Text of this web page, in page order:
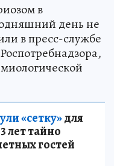
в
день не
в пресс-службе
«сетку»для
лет тайно
гостей